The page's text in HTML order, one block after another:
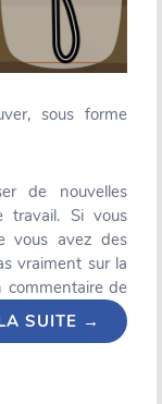
sous forme
de nouvelles
travail. Si vous
vous avez des
vraiment sur la
commentaire de
SUITE →